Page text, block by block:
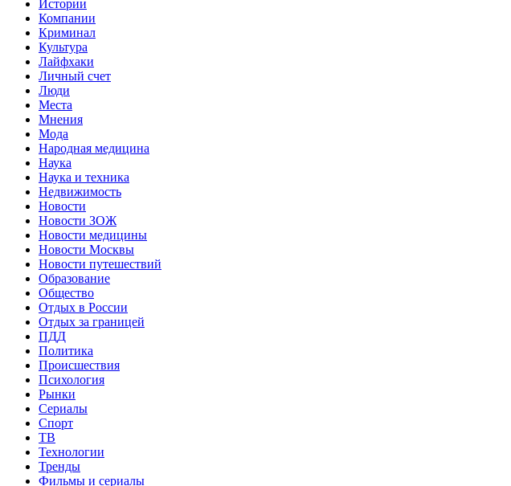
Истории
Компании
Криминал
Культура
Лайфхаки
Личный счет
Люди
Места
Мнения
Мода
Народная медицина
Наука
Наука и техника
Недвижимость
Новости
Новости ЗОЖ
Новости медицины
Новости Москвы
Новости путешествий
Образование
Общество
Отдых в России
Отдых за границей
ПДД
Политика
Происшествия
Психология
Рынки
Сериалы
Спорт
ТВ
Технологии
Тренды
Фильмы и сериалы